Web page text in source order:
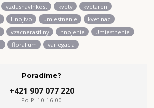
vzdusnavlhkost kvety
kvetaren
Hnojivo umiestnenie
kvetinac
vzacnerastliny hnojenie
Umiestnenie
floralium variegacia
Poradíme?
+421 907 077 220
Po-Pi 10-16:00